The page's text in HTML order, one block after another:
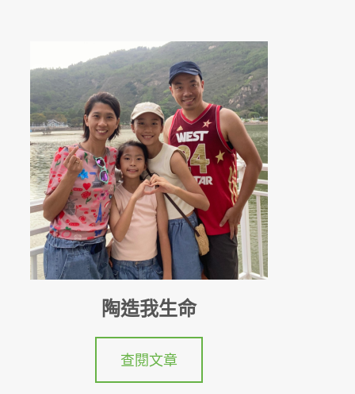
陶造我生命
查閱文章